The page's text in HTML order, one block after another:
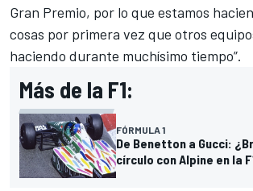
Gran Premio, por lo que estamos
cosas por primera vez que otros
haciendo durante muchísimo tiempo”.
Más de la F1:
FÓRMULA 1
De Benetton a Gucci:
círculo con Alpine en la